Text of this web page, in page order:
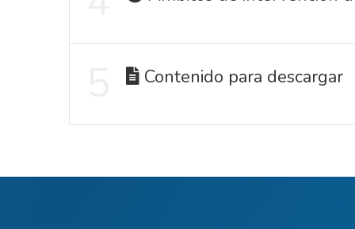
Contenido para descargar